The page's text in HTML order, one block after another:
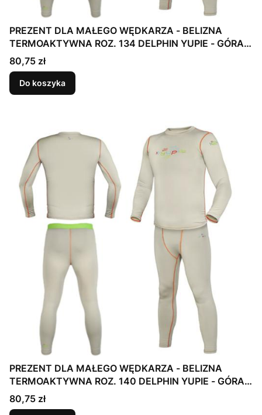
PREZENT DLA MAŁEGO WĘDKARZA - BELIZNA
TERMOAKTYWNA ROZ. 134 DELPHIN YUPIE - GÓRA +
DÓŁ
Cena
80,75 zł
Do koszyka
PREZENT DLA MAŁEGO WĘDKARZA - BELIZNA
TERMOAKTYWNA ROZ. 140 DELPHIN YUPIE - GÓRA
+ DÓŁ
Cena
80,75 zł